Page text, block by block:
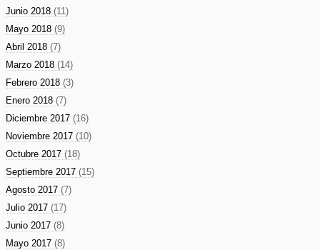
Junio 2018 (11)
Mayo 2018 (9)
Abril 2018 (7)
Marzo 2018 (14)
Febrero 2018 (3)
Enero 2018 (7)
Diciembre 2017 (16)
Noviembre 2017 (10)
Octubre 2017 (18)
Septiembre 2017 (15)
Agosto 2017 (7)
Julio 2017 (17)
Junio 2017 (8)
Mayo 2017 (8)